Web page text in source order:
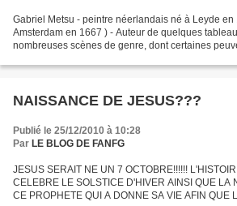
Gabriel Metsu - peintre néerlandais né à Leyde
Amsterdam en 1667 ) - Auteur de quelques
nombreuses scènes de genre, dont certaines
NAISSANCE DE JESUS???
Publié le 25/12/2010 à 10:28
Par LE BLOG DE FANFG
JESUS SERAIT NE UN 7 OCTOBRE!!!!!!
CELEBRE LE SOLSTICE D'HIVER AINSI QUE LA
CE PROPHETE QUI A DONNE SA VIE AFIN QUE